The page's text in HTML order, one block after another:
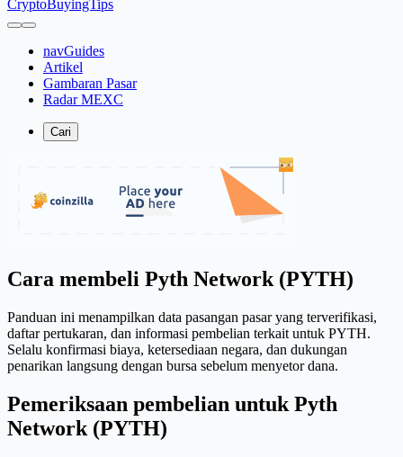
CryptoBuyingTips
navGuides
Artikel
Gambaran Pasar
Radar MEXC
Cari
Cara membeli Pyth Network (PYTH)
Panduan ini menampilkan data pasangan pasar yang terverifikasi,
daftar pertukaran, dan informasi pembelian terkait untuk PYTH.
Selalu konfirmasi biaya, ketersediaan negara, dan dukungan
penarikan langsung dengan bursa sebelum menyetor dana.
Pemeriksaan pembelian untuk Pyth
Network (PYTH)